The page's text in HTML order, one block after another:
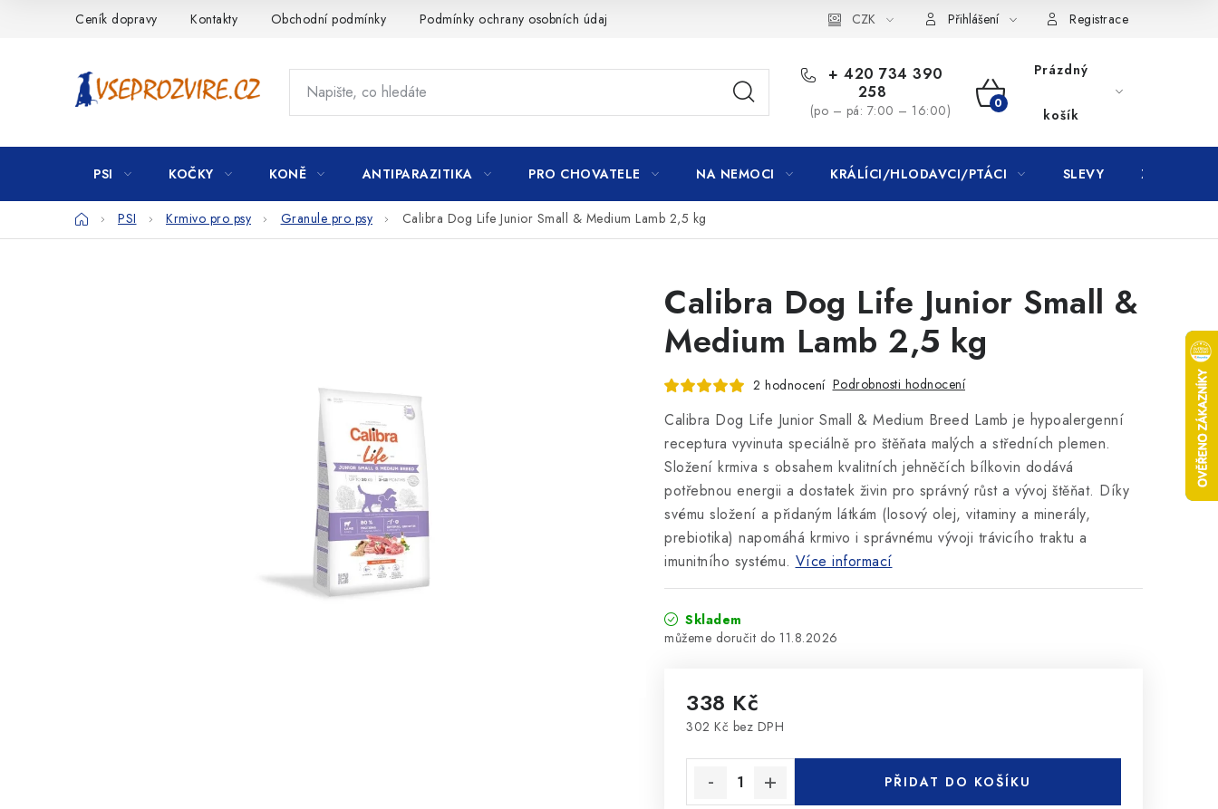
Ceník dopravy Kontakty Obchodní podmínky Podmínky ochrany osobních údajů CZK Přihlášení Registrace
+ 420 734 390
258
(po – pá: 7:00 – 16:00)
NÁKUPNÍ
KOŠÍK
Prázdný
košík
PSI KOČKY KONĚ ANTIPARAZITIKA PRO CHOVATELE NA NEMOCI KRÁLÍCI/HLODAVCI/PTÁCI SLEVY ZNAČKY
DomůPSI Krmivo pro psy Granule pro psy Calibra Dog Life Junior Small & Medium Lamb 2,5 kg
Calibra Dog Life Junior Small &
Medium Lamb 2,5 kg
2 hodnocení Podrobnosti hodnocení
Calibra Dog Life Junior Small & Medium Breed Lamb je hypoalergenní
receptura vyvinuta speciálně pro štěňata malých a středních plemen.
Složení krmiva s obsahem kvalitních jehněčích bílkovin dodává
potřebnou energii a dostatek živin pro správný růst a vývoj štěňat. Díky
svému složení a přidaným látkám (losový olej, vitaminy a minerály,
prebiotika) napomáhá krmivo i správnému vývoji trávicího traktu a
imunitního systému. Více informací
Skladem
11.8.2026
338 Kč
302 Kč bez DPH
PŘIDAT DO KOŠÍKU